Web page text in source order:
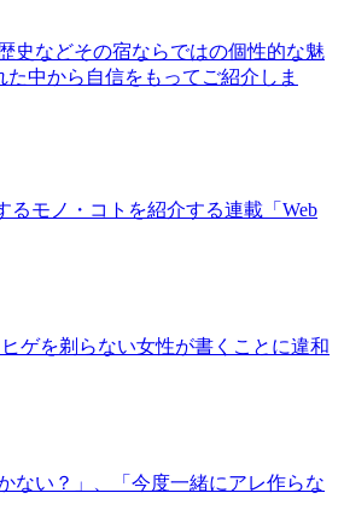
史などその宿ならではの個性的な魅
中から自信をもってご紹介しま
モノ・コトを紹介する連載「Web
ゲを剃らない女性が書くことに違和
ない？」、「今度一緒にアレ作らな